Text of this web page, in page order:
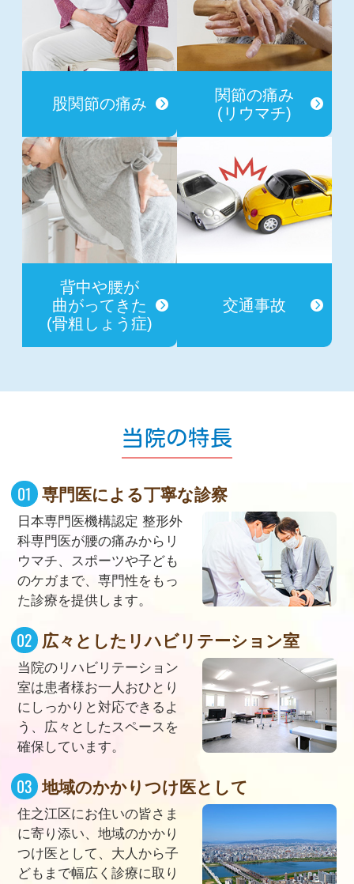
股関節の痛み
関節の痛み
(リウマチ)
背中や腰が
曲がってきた
(骨粗しょう症)
交通事故
当院の特長
専門医による丁寧な診察
日本専門医機構認定 整形外
科専門医が腰の痛みからリ
ウマチ、スポーツや子ども
のケガまで、専門性をもっ
た診療を提供します。
広々としたリハビリテーション室
当院のリハビリテーション
室は患者様お一人おひとり
にしっかりと対応できるよ
う、広々としたスペースを
確保しています。
地域のかかりつけ医として
住之江区にお住いの皆さま
に寄り添い、地域のかかり
つけ医として、大人から子
どもまで幅広く診療に取り